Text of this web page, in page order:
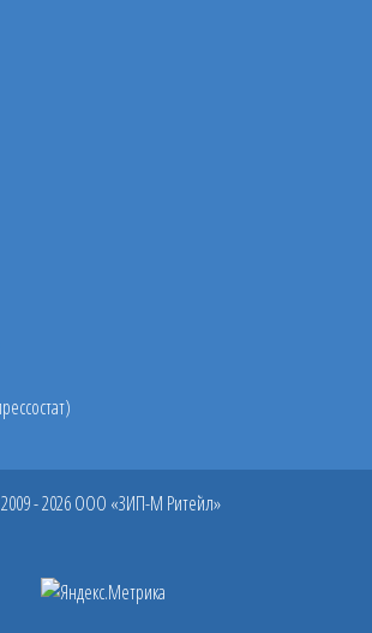
- 2026 ООО «ЗИП-М Ритейл»